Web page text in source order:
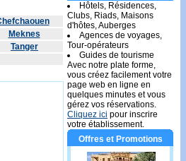
Meknes
Tanger
Hôtels, Résidences,
Clubs, Riads, Maisons
d'hôtes, Auberges
Agences de voyages,
Tour-opérateurs
Guides de tourisme
Avec notre plate forme,
vous créez facilement votre
page web en ligne en
quelques minutes et vous
gérez vos réservations.
Cliquez ici pour inscrire
votre établissement.
Offres et Promotions